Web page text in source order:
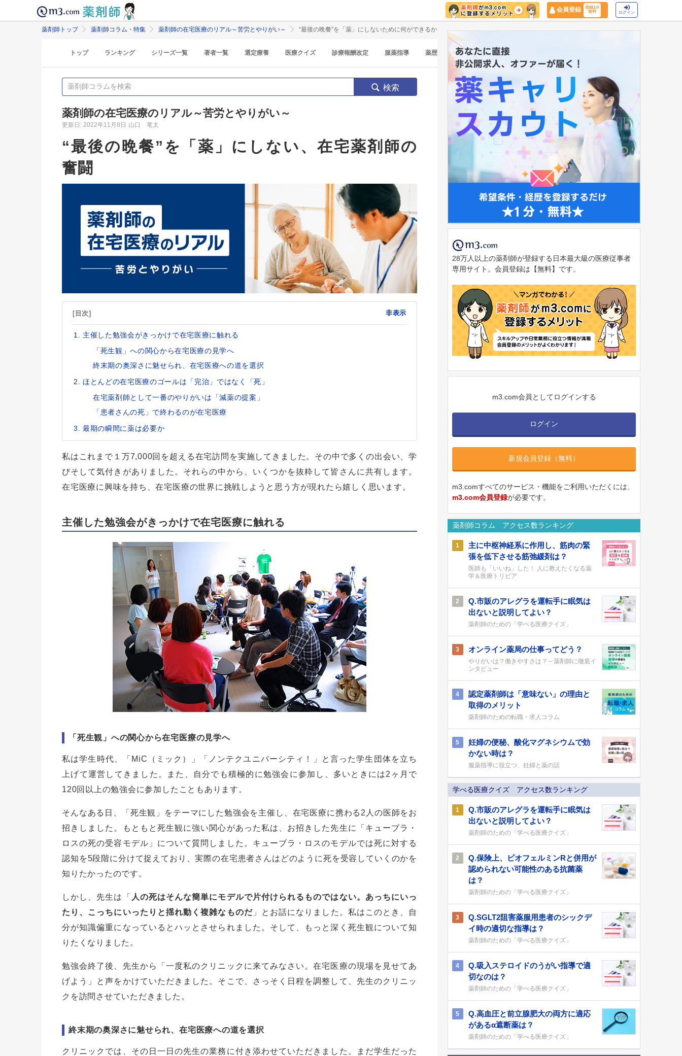
会員登録
登録1分
無料
ログイン
薬剤師トップ 薬剤師コラム・特集 薬剤師の在宅医療のリアル～苦労とやりがい～ “最後の晩餐”を「薬」にしないために何ができるか
トップ ランキング シリーズ一覧 著者一覧 選定療養 医療クイズ 診療報酬改定 服薬指導 薬歴 マイナ保険証
検索
薬剤師の在宅医療のリアル～苦労とやりがい～
更新日: 2022年11月8日 山口 竜太
“最後の晩餐”を「薬」にしない、在宅薬剤師の
奮闘
[目次] 非表示
主催した勉強会がきっかけで在宅医療に触れる
「死生観」への関心から在宅医療の見学へ
終末期の奥深さに魅せられ、在宅医療への道を選択
ほとんどの在宅医療のゴールは「完治」ではなく「死」
在宅薬剤師として一番のやりがいは「減薬の提案」
「患者さんの死」で終わるのが在宅医療
最期の瞬間に薬は必要か
私はこれまで１万7,000回を超える在宅訪問を実施してきました。その中で多くの出会い、学
びそして気付きがありました。それらの中から、いくつかを抜粋して皆さんに共有します。
在宅医療に興味を持ち、在宅医療の世界に挑戦しようと思う方が現れたら嬉しく思います。
主催した勉強会がきっかけで在宅医療に触れる
「死生観」への関心から在宅医療の見学へ
私は学生時代、「MiC（ミック）」「ノンテクユニバーシティ！」と言った学生団体を立ち
上げて運営してきました。また、自分でも積極的に勉強会に参加し、多いときには2ヶ月で
120回以上の勉強会に参加したこともあります。
そんなある日、「死生観」をテーマにした勉強会を主催し、在宅医療に携わる2人の医師をお
招きしました。もともと死生観に強い関心があった私は、お招きした先生に「キューブラ・
ロスの死の受容モデル」について質問しました。キューブラ・ロスのモデルでは死に対する
認知を5段階に分けて捉えており、実際の在宅患者さんはどのように死を受容していくのかを
知りたかったのです。
しかし、先生は「 人の死はそんな簡単にモデルで片付けられるものではない。あっちにいっ
たり、こっちにいったりと揺れ動く複雑なものだ」とお話になりました。私はこのとき、自
分が知識偏重になっているとハッとさせられました。そして、もっと深く死生観について知
りたくなりました。
勉強会終了後、先生から「一度私のクリニックに来てみなさい。在宅医療の現場を見せてあ
げよう」と声をかけていただきました。そこで、さっそく日程を調整して、先生のクリニッ
クを訪問させていただきました。
終末期の奥深さに魅せられ、在宅医療への道を選択
クリニックでは、その日一日の先生の業務に付き添わせていただきました。まだ学生だった
28万人以上の薬剤師が登録する日本最大級の医療従事者
専用サイト。会員登録は【無料】です。
m3.com会員としてログインする
ログイン
新規会員登録（無料）
m3.comすべてのサービス・機能をご利用いただくには、
m3.com会員登録が必要です。
薬剤師コラム アクセス数ランキング
1
主に中枢神経系に作用し、筋肉の緊
張を低下させる筋弛緩剤は？
医師も「いいね」した！ 人に教えたくなる薬
学＆医療トリビア
2
Q.市販のアレグラを運転手に眠気は
出ないと説明してよい？
薬剤師のための「学べる医療クイズ」
3 オンライン薬局の仕事ってどう？
やりがいは？働きやすさは？～薬剤師に徹底イ
ンタビュー
4
認定薬剤師は「意味ない」の理由と
取得のメリット
薬剤師のための転職・求人コラム
5
妊婦の便秘、酸化マグネシウムで効
かない時は？
服薬指導に役立つ、妊婦と薬の話
学べる医療クイズ アクセス数ランキング
1
Q.市販のアレグラを運転手に眠気は
出ないと説明してよい？
薬剤師のための「学べる医療クイズ」
2
Q.保険上、ビオフェルミンRと併用が
認められない可能性のある抗菌薬
は？
薬剤師のための「学べる医療クイズ」
3
Q.SGLT2阻害薬服用患者のシックデ
イ時の適切な指導は？
薬剤師のための「学べる医療クイズ」
4
Q.吸入ステロイドのうがい指導で適
切なのは？
薬剤師のための「学べる医療クイズ」
5
Q.高血圧と前立腺肥大の両方に適応
があるα遮断薬は？
薬剤師のための「学べる医療クイズ」